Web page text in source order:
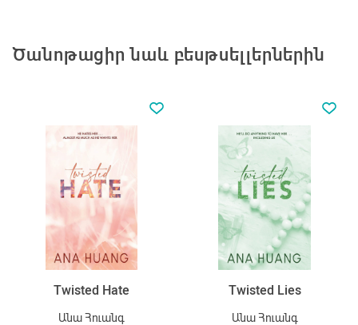
Ծանոթացիր նաև բեսթսելլերներին
Twisted Hate
Անա Հուանգ
Twisted Lies
Անա Հուանգ